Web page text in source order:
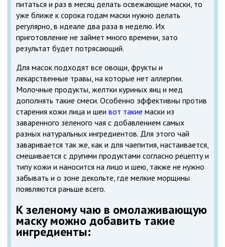
питаться и раз в месяц делать освежающие маски, то
уже ближе к сорока годам маски нужно делать
регулярно, в идеале два раза в неделю. Их
приготовление не займет много времени, зато
результат будет потрясающий.
Для масок подходят все овощи, фрукты и
лекарственные травы, на которые нет аллергии.
Молочные продукты, желтки куриных яиц и мед
дополнять такие смеси. Особенно эффективны против
старения кожи лица и шеи вот такие маски из
заваренного зеленого чая с добавлением самых
разных натуральных ингредиентов. Для этого чай
заваривается так же, как и для чаепития, настаивается,
смешивается с другими продуктами согласно рецепту и
типу кожи и наносится на лицо и шею, также не нужно
забывать и о зоне декольте, где мелкие морщины
появляются раньше всего.
К зеленому чаю в омолаживающую
маску можно добавить такие
ингредиенты: